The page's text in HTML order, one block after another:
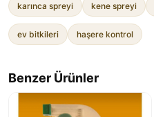
karınca spreyi kene spreyi
ev bitkileri haşere kontrol
Benzer Ürünler